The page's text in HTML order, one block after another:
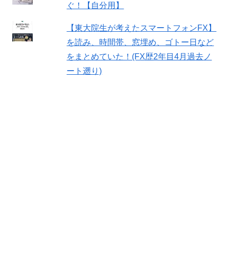
ぐ！【自分用】
【東大院生が考えたスマートフォンFX】
を読み、時間帯、窓埋め、ゴトー日など
をまとめていた！(FX歴2年目4月過去ノ
ート遡り)